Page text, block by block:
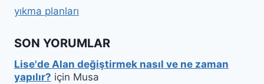
yıkma planları
SON YORUMLAR
Lise'de Alan değiştirmek nasıl ve ne zaman
yapılır? için Musa